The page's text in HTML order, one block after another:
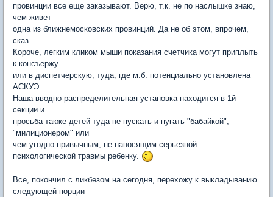
провинции все еще заказывают. Верю, т.к. не по наслышке знаю,
чем живет
одна из ближнемосковских провинций. Да не об этом, впрочем,
сказ.
Короче, легким кликом мыши показания счетчика могут приплыть
к консъержу
или в диспетчерскую, туда, где м.б. потенциально установлена
АСКУЭ.
Наша вводно-распределительная установка находится в 1й
секции и
просьба также детей туда не пускать и пугать "бабайкой",
"милиционером" или
чем угодно привычным, не наносящим cерьезной
психологической травмы ребенку.
Все, покончил с ликбезом на сегодня, перехожу к выкладыванию
следующей порции